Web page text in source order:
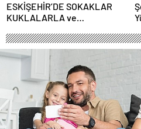
ESKİŞEHİR’DE SOKAKLAR
KUKLALARLA ve
RENKLENİYOR!